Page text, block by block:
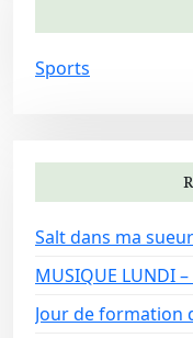
Sports
Salt dans ma sueur
MUSIQUE LUNDI
Jour de formation